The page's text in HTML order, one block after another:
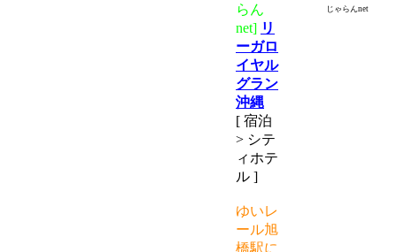
らん
net] リ
ーガロ
イヤル
グラン
沖縄
[ 宿泊
> シテ
ィホテ
ル ]
ゆいレ
ール旭
橋駅に
じゃらんnet